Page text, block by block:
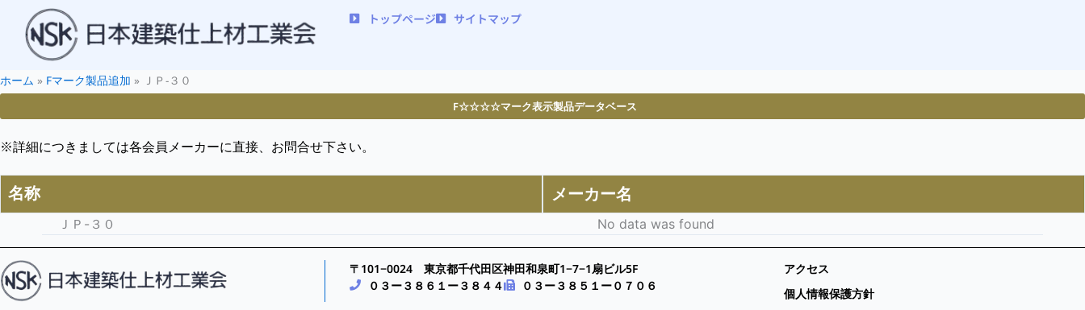
トップページ サイトマップ
ホーム » Fマーク製品追加 » ＪＰ-３０
F☆☆☆☆マーク表示製品データベース
※詳細につきましては各会員メーカーに直接、お問合せ下さい。
名称 メーカー名
ＪＰ-３０ No data was found
〒101−0024 東京都千代田区神田和泉町1−7−1扇ビル5F
０３ー３８６１ー３８４４
０３ー３８５１ー０７０６
アクセス
個人情報保護方針